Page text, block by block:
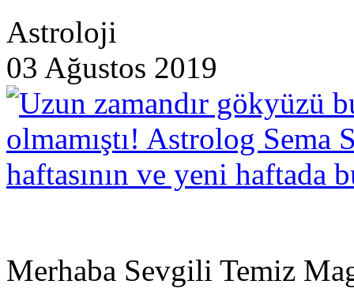
Astroloji
03 Ağustos 2019
Merhaba Sevgili Temiz